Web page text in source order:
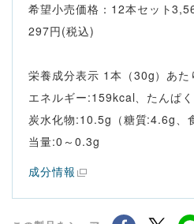
希望小売価格：12本セット
297円(税込)
栄養成分表示 1本（30g）あた
エネルギー:159kcal、たんぱ
炭水化物:10.5g（糖質:4.6g、
当量:0～0.3g
成分情報